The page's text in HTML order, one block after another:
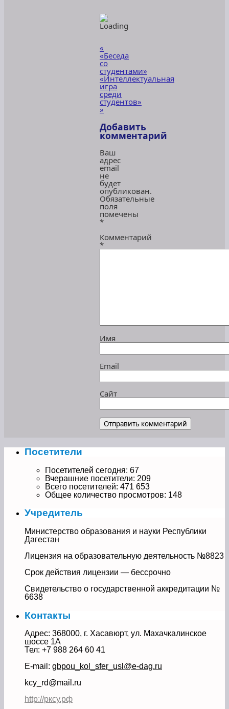
«
«Беседа
со
студентами»
«Интеллектуальная
игра
среди
студентов»
»
Добавить
комментарий
Ваш
адрес
email
не
будет
опубликован.
Обязательные
поля
помечены
*
Комментарий
*
Имя
Email
Сайт
Посетители
Посетителей сегодня: 67
Вчерашние посетители: 209
Всего посетителей: 471 653
Общее количество просмотров: 148
Учредитель
Министерство образования и науки Республики
Дагестан
Лицензия на образовательную деятельность №8823
Срок действия лицензии — бессрочно
Свидетельство о государственной аккредитации №
6638
Контакты
Адрес: 368000, г. Хасавюрт, ул. Махачкалинское
шоссе 1А
Тел: +7 988 264 60 41
E-mail: gbpou_kol_sfer_usl@e-dag.ru
kcy_rd@mail.ru
http://рксу.рф